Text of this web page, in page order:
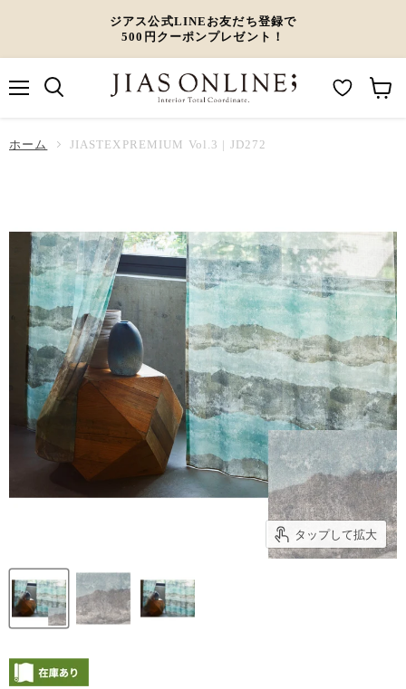
ジアス公式LINEお友だち登録で
500円クーポンプレゼント！
ー
h
l
i
s
t
る
ホーム JIASTEXPREMIUM Vol.3 | JD272
タップして拡大